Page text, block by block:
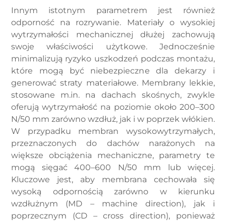
Innym istotnym parametrem jest również
odporność na rozrywanie. Materiały o wysokiej
wytrzymałości mechanicznej dłużej zachowują
swoje właściwości użytkowe. Jednocześnie
minimalizują ryzyko uszkodzeń podczas montażu,
które mogą być niebezpieczne dla dekarzy i
generować straty materiałowe. Membrany lekkie,
stosowane m.in. na dachach skośnych, zwykle
oferują wytrzymałość na poziomie około 200–300
N/50 mm zarówno wzdłuż, jak i w poprzek włókien.
W przypadku membran wysokowytrzymałych,
przeznaczonych do dachów narażonych na
większe obciążenia mechaniczne, parametry te
mogą sięgać 400–600 N/50 mm lub więcej.
Kluczowe jest, aby membrana cechowała się
wysoką odpornością zarówno w kierunku
wzdłużnym (MD – machine direction), jak i
poprzecznym (CD – cross direction), ponieważ